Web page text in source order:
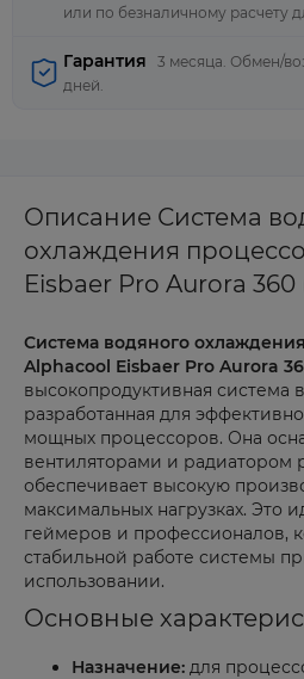
или по безналичному расчету
Гарантия
3 месяца. Обмен/
дней.
Описание Система
охлаждения
Eisbaer Pro Aurora 360
Система водяного
Alphacool Eisbaer Pro Aurora
высокопродуктивная система
разработанная для
мощных процессоров. Она
вентиляторами и радиатором
обеспечивает высокую
максимальных нагрузках. Это
геймеров и профессионалов,
стабильной работе системы
использовании.
Основные
Назначение: для